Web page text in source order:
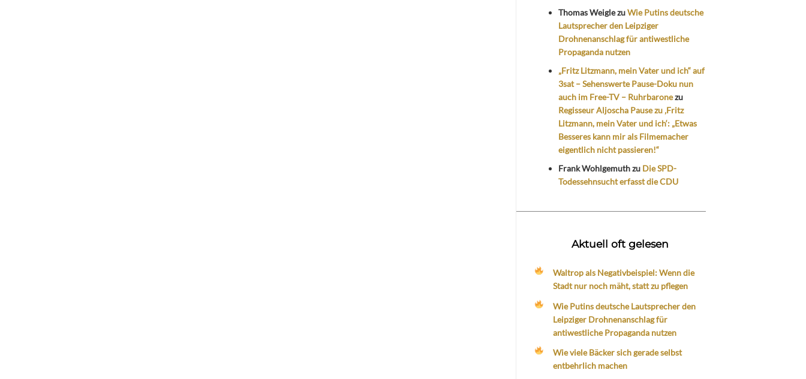
Thomas WeiglezuWie Putins deutsche
Lautsprecher den Leipziger
Drohnenanschlag für antiwestliche
Propaganda nutzen
„Fritz Litzmann, mein Vater und ich“ auf
3sat – Sehenswerte Pause-Doku nun
auch im Free-TV – Ruhrbaronezu
Regisseur Aljoscha Pause zu ‚Fritz
Litzmann, mein Vater und ich‘: „Etwas
Besseres kann mir als Filmemacher
eigentlich nicht passieren!“
Frank Wohlgemuthzu Die SPD-
Todessehnsucht erfasst die CDU
Aktuell oft gelesen
Waltrop als Negativbeispiel: Wenn die
Stadt nur noch mäht, statt zu pflegen
Wie Putins deutsche Lautsprecher den
Leipziger Drohnenanschlag für
antiwestliche Propaganda nutzen
Wie viele Bäcker sich gerade selbst
entbehrlich machen